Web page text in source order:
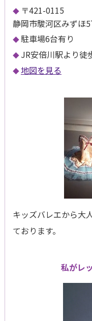
〒421-0115
静岡市駿河区みずほ
駐車場6台有り
JR安倍川駅より徒
地図を見る
キッズバレエから大
ております。
私がレ